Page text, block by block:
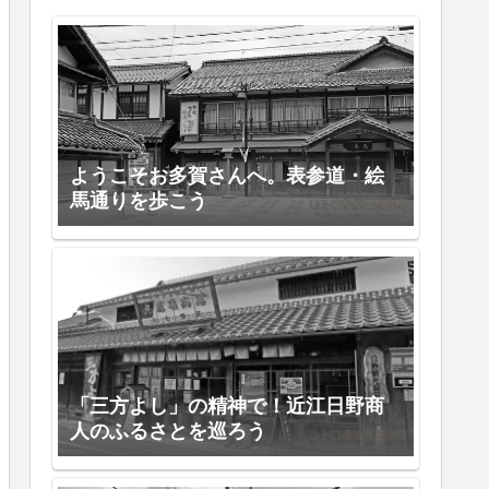
ようこそお多賀さんへ。表参道・絵
馬通りを歩こう
「三方よし」の精神で！近江日野商
人のふるさとを巡ろう